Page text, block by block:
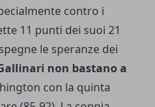
contro i
11 punti dei suoi 21
le speranze dei
non bastano a
con la quinta